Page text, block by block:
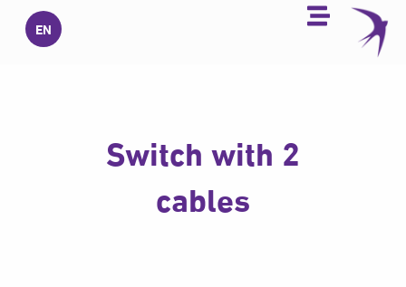
تخطي
المحتوى
EN
Switch with 2
cables